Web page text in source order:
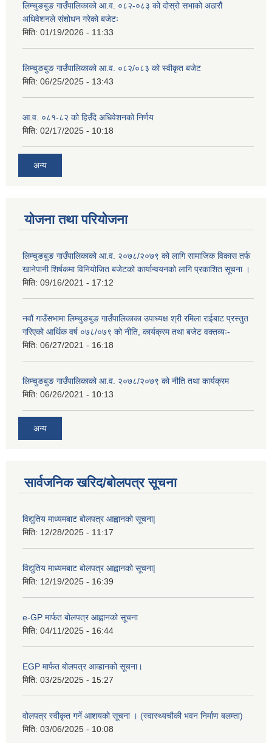
लिम्चुङबुङ गाउँपालिकाको आ.व. ०८२-०८३ को दोस्रो सभाको अठारौं
अधिवेशनले संशोधन गरेको बजेटः
मिति: 01/19/2026 - 11:33
लिम्चुङबुङ गाउँपालिकाको आ.व. ०८२/०८३ को स्वीकृत बजेट
मिति: 06/25/2025 - 13:43
आ.व. ०८१-८२ को हिउँदे अधिवेशनको निर्णय
मिति: 02/17/2025 - 10:18
अन्य
योजना तथा परियोजना
लिम्चुङबुङ गाउँपालिकाको आ.व. २०७८/२०७९ को लागि सामाजिक विकास तर्फ
खानेपानी शिर्षकमा विनियोजित बजेटको कार्यान्वयनको लागि प्रकाशित सूचना ।
मिति: 09/16/2021 - 17:12
नवौं गाउँसभामा लिम्चुङबुङ गाउँपालिकाका उपाध्यक्ष श्री रमिला राईबाट प्रस्तुत
गरिएको आर्थिक वर्ष ०७८/०७९ को नीति, कार्यक्रम तथा बजेट वक्तव्यः-
मिति: 06/27/2021 - 16:18
लिम्चुङबुङ गाउँपालिकाको आ.व. २०७८/२०७९ को नीति तथा कार्यक्रम
मिति: 06/26/2021 - 10:13
अन्य
सार्वजनिक खरिद/बोलपत्र सूचना
विद्युतिय माध्यमबाट बोलपत्र आह्वानको सूचना|
मिति: 12/28/2025 - 11:17
विद्युतिय माध्यमबाट बोलपत्र आह्वानको सूचना|
मिति: 12/19/2025 - 16:39
e-GP मार्फत बोलपत्र आह्वानको सूचना
मिति: 04/11/2025 - 16:44
EGP मार्फत बोलपत्र आव्हानको सूचना।
मिति: 03/25/2025 - 15:27
वोलपत्र स्वीकृत गर्ने आशयको सूचना । (स्वास्थ्यचौकी भवन निर्माण बलम्ता)
मिति: 03/06/2025 - 10:08